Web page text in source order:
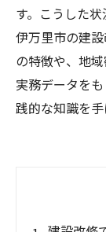
す。こうした
伊万里市の建
の特徴や、地
実務データを
践的な知識を手